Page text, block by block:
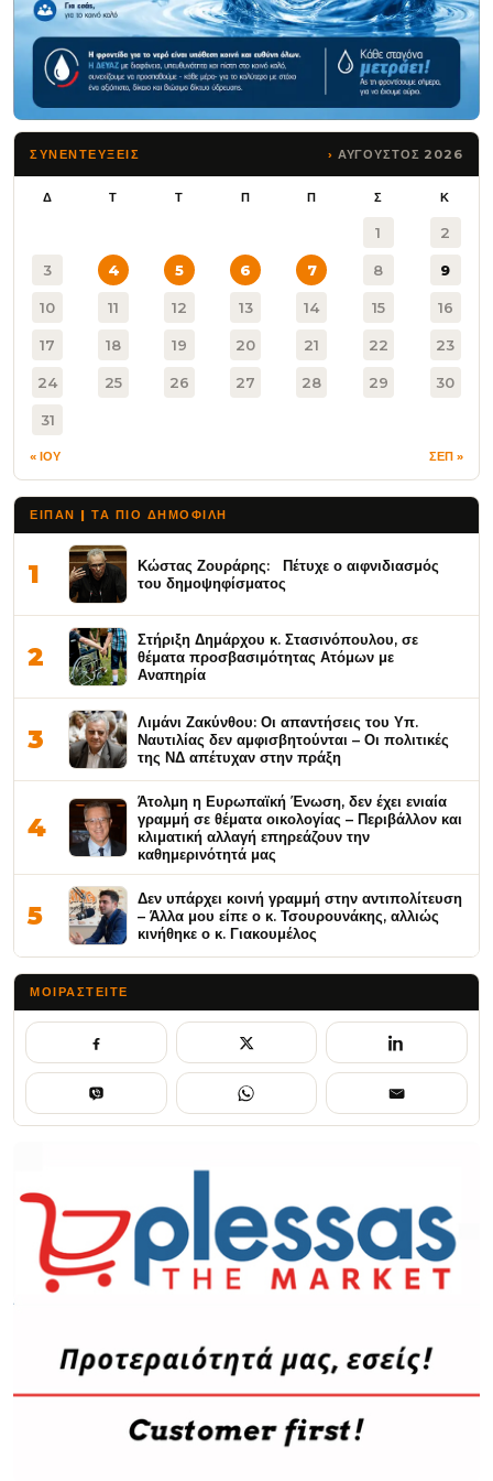
ΣΥΝΕΝΤΕΥΞΕΙΣ ΑΥΓΟΥΣΤΟΣ 2026
Δ Τ Τ Π Π Σ Κ
1 2
3 4 5 6 7 8 9
10 11 12 13 14 15 16
17 18 19 20 21 22 23
24 25 26 27 28 29 30
31
« ΙΟΥ ΣΕΠ »
ΕΙΠΑΝ | ΤΑ ΠΙΟ ΔΗΜΟΦΙΛΉ
1
Κώστας Ζουράρης: Πέτυχε ο αιφνιδιασμός
του δημοψηφίσματος
2
Στήριξη Δημάρχου κ. Στασινόπουλου, σε
θέματα προσβασιμότητας Ατόμων με
Αναπηρία
3
Λιμάνι Ζακύνθου: Οι απαντήσεις του Υπ.
Ναυτιλίας δεν αμφισβητούνται – Οι πολιτικές
της ΝΔ απέτυχαν στην πράξη
4
Άτολμη η Ευρωπαϊκή Ένωση, δεν έχει ενιαία
γραμμή σε θέματα οικολογίας – Περιβάλλον και
κλιματική αλλαγή επηρεάζουν την
καθημερινότητά μας
5
Δεν υπάρχει κοινή γραμμή στην αντιπολίτευση
– Άλλα μου είπε ο κ. Τσουρουνάκης, αλλιώς
κινήθηκε ο κ. Γιακουμέλος
ΜΟΙΡΑΣΤΕΊΤΕ